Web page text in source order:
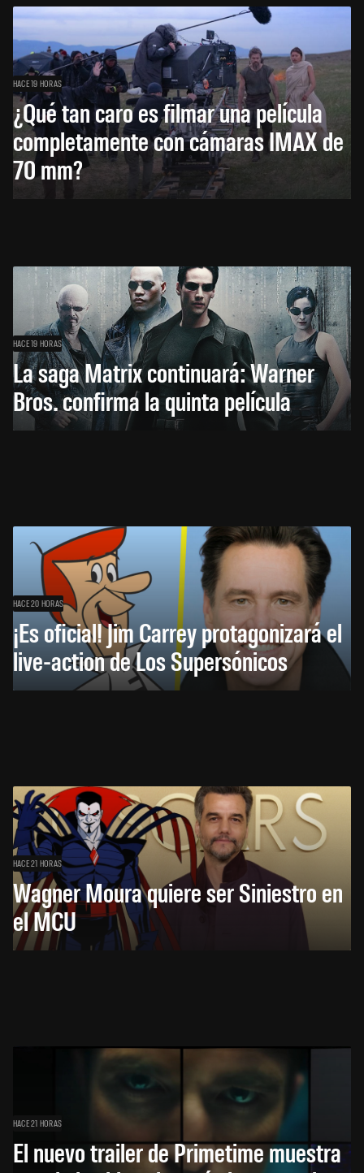
HACE 19 HORAS
¿Qué tan caro es filmar una película
completamente con cámaras IMAX de
70 mm?
HACE 19 HORAS
La saga Matrix continuará: Warner
Bros. confirma la quinta película
HACE 20 HORAS
¡Es oficial! Jim Carrey protagonizará el
live-action de Los Supersónicos
HACE 21 HORAS
Wagner Moura quiere ser Siniestro en
el MCU
HACE 21 HORAS
El nuevo trailer de Primetime muestra